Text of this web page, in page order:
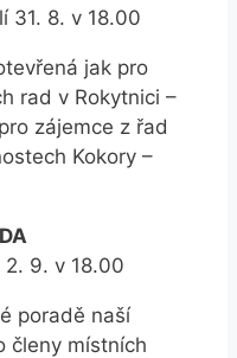
31. 8. v 18.00
jak pro
rad v Rokytnici –
zájemce z řad
Kokory –
2. 9. v 18.00
poradě naší
členy místních